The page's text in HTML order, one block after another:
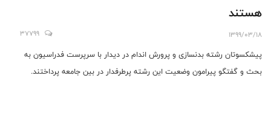
هستند
1399/03/18
37799
پیشکسوتان رشته بدنسازی و پرورش اندام در دیدار با سرپرست فدراسیون به
بحث و گفتگو پیرامون وضعیت این رشته پرطرفدار در بین جامعه پرداختند.